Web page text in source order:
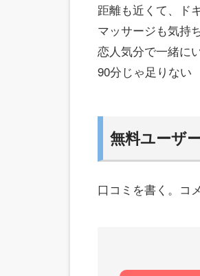
距離も近くて、ド
マッサージも気持
恋人気分で一緒に
90分じゃ足りない
無料ユーザ
口コミを書く。コ